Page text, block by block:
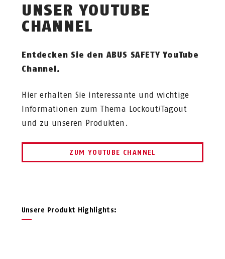
UNSER YOUTUBE
CHANNEL
Entdecken Sie den ABUS SAFETY YouTube
Channel.
Hier erhalten Sie interessante und wichtige
Informationen zum Thema Lockout/Tagout
und zu unseren Produkten.
ZUM YOUTUBE CHANNEL
Unsere Produkt Highlights: